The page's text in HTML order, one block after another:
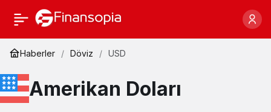
Haberler Döviz USD
Amerikan Doları